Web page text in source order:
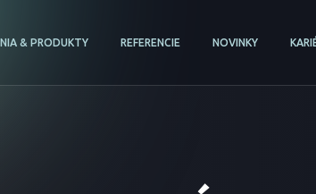
& PRODUKTY REFERENCIE NOVINKY